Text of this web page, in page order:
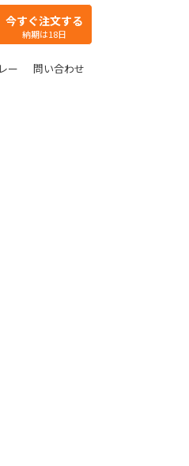
今すぐ注文する
納期は18日
ー 問い合わせ